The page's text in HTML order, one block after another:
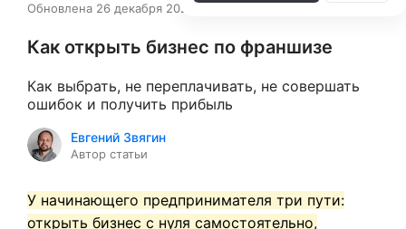
Обновлена 26 декабря 2025
Как открыть бизнес по франшизе
Как выбрать, не переплачивать, не совершать
ошибок и получить прибыль
Евгений Звягин
Автор статьи
У начинающего предпринимателя три пути:
открыть бизнес с нуля самостоятельно,